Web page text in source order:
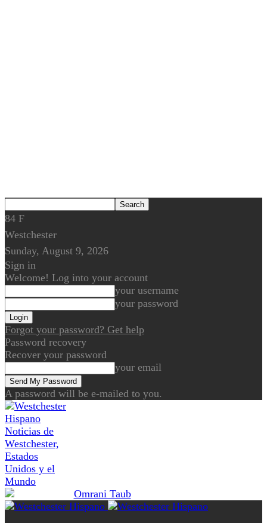
84 F
Westchester
Sunday, August 9, 2026
Sign in
Welcome! Log into your account
your username
your password
Forgot your password? Get help
Password recovery
Recover your password
your email
A password will be e-mailed to you.
Noticias de
Westchester,
Estados
Unidos y el
Mundo